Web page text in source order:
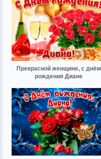
Прекрасной женщине, с днём
рождения Диане